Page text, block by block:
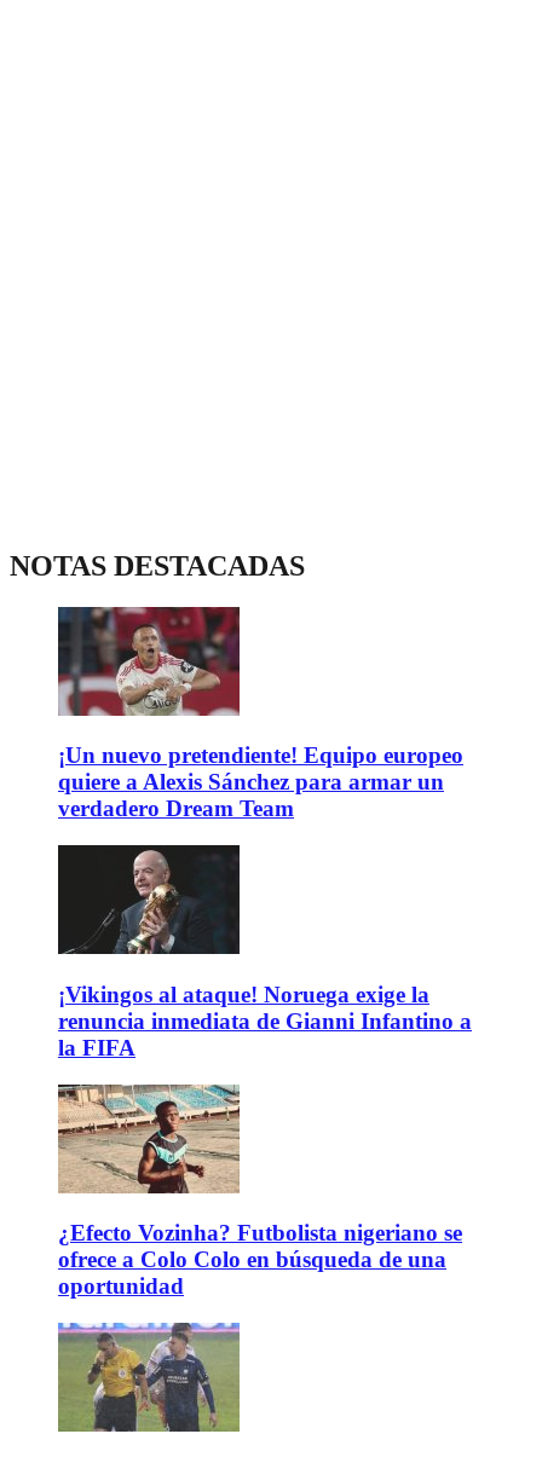
NOTAS DESTACADAS
¡Un nuevo pretendiente! Equipo europeo
quiere a Alexis Sánchez para armar un
verdadero Dream Team
¡Vikingos al ataque! Noruega exige la
renuncia inmediata de Gianni Infantino a
la FIFA
¿Efecto Vozinha? Futbolista nigeriano se
ofrece a Colo Colo en búsqueda de una
oportunidad